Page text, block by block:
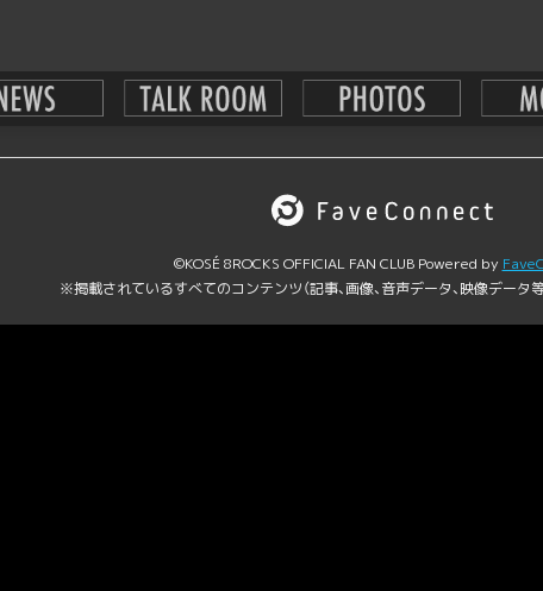
利用規約 FaveConnect共通利用規約 プライバシーポリシー
当社によるCookie情報等の取得及び外部送信
©KOSÉ 8ROCKS OFFICIAL FAN CLUB Powered by
※掲載されているすべてのコンテンツ（記事、画像、音声データ、映像データ